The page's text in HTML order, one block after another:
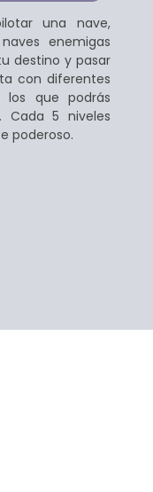
una nave,
enemigas
destino y pasar
con diferentes
los que podrás
Cada 5 niveles
poderoso.